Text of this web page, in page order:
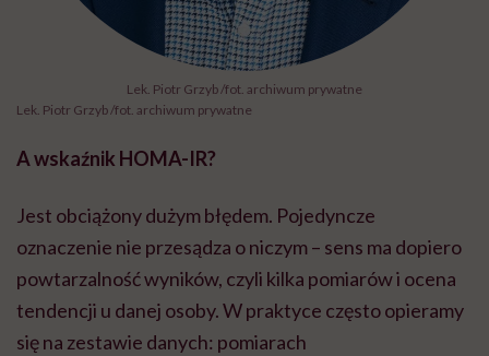
Lek. Piotr Grzyb /fot. archiwum prywatne
Lek. Piotr Grzyb /fot. archiwum prywatne
A wskaźnik HOMA-IR?
Jest obciążony dużym błędem. Pojedyncze
oznaczenie nie przesądza o niczym – sens ma dopiero
powtarzalność wyników, czyli kilka pomiarów i ocena
tendencji u danej osoby. W praktyce często opieramy
się na zestawie danych: pomiarach